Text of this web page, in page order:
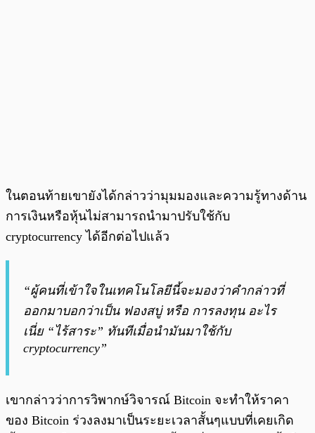
ในตอนท้ายเขายังได้กล่าวว่ามุมมองและความรู้ทางด้าน
การเงินหรือหุ้นไม่สามารถนำมาปรับใช้กับ
cryptocurrency ได้อีกต่อไปแล้ว
“ผู้คนที่เข้าใจในเทคโนโลยีนี้จะมองว่าคำกล่าวที่
ออกมาบอกว่าเป็น ฟองสบู่ หรือ การลงทุน อะไร
เนี่ย “ไร้สาระ” ทันทีเมื่อนำมันมาใช้กับ
cryptocurrency”
เขากล่าวว่าการวิพากษ์วิจารณ์ Bitcoin จะทำให้ราคา
ของ Bitcoin ร่วงลงมาเป็นระยะเวลาสั้นๆแบบที่เคยเกิด